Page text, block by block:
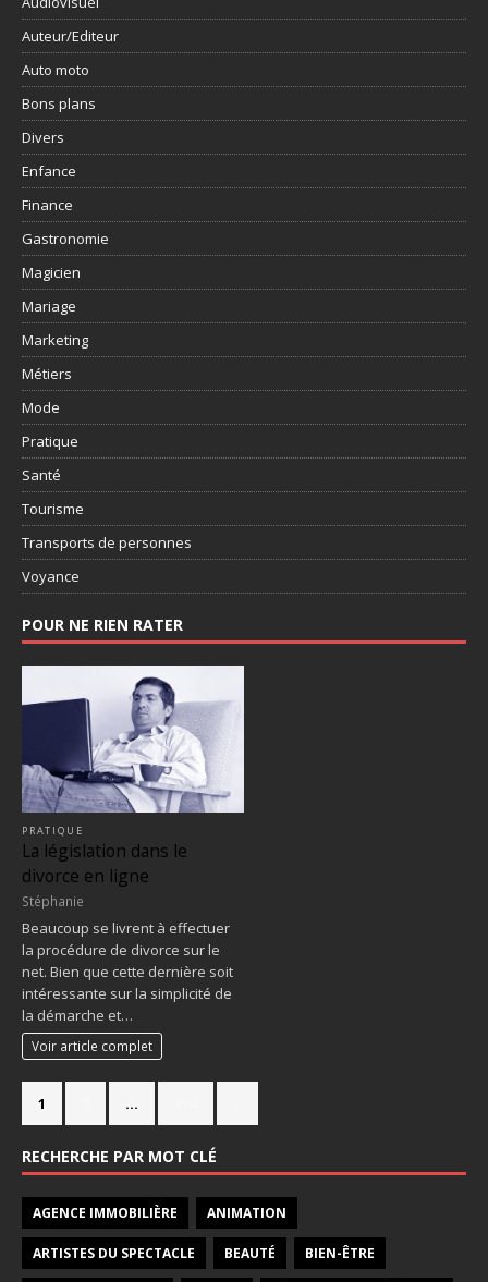
Auteur/Editeur
Auto moto
Bons plans
Divers
Enfance
Finance
Gastronomie
Magicien
Mariage
Marketing
Métiers
Mode
Pratique
Santé
Tourisme
Transports de personnes
Voyance
POUR NE RIEN RATER
PRATIQUE
La législation dans le
divorce en ligne
Stéphanie
Beaucoup se livrent à effectuer
la procédure de divorce sur le
net. Bien que cette dernière soit
intéressante sur la simplicité de
la démarche et…
Voir article complet
1 …
RECHERCHE PAR MOT CLÉ
AGENCE IMMOBILIÈRE ANIMATION
ARTISTES DU SPECTACLE BEAUTÉ BIEN-ÊTRE